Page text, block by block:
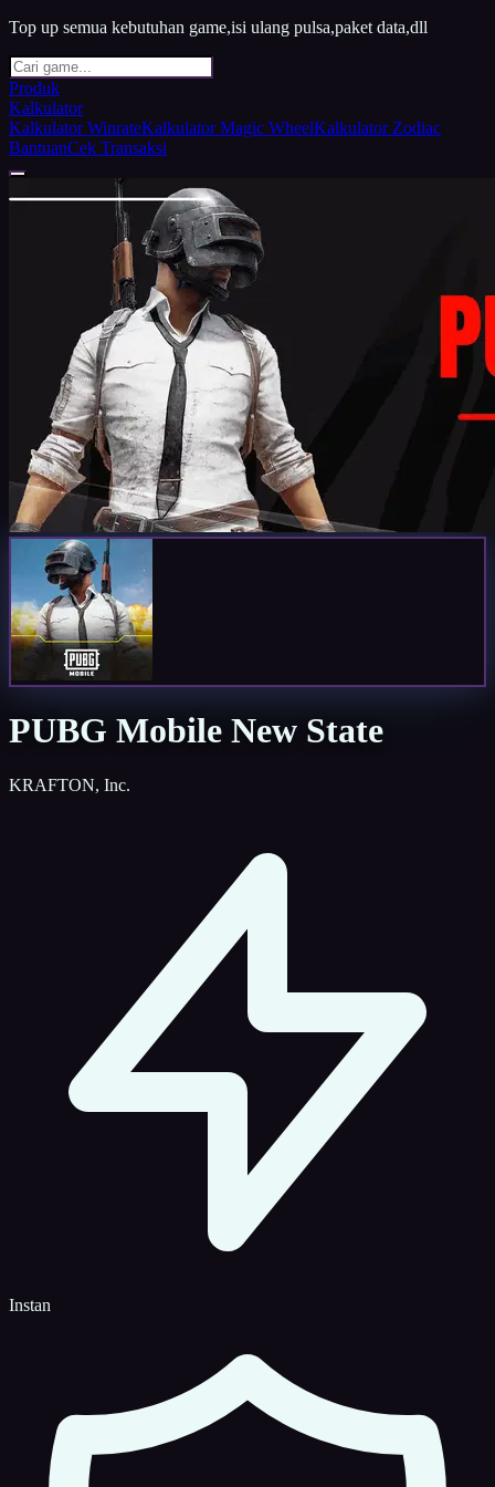
Top up semua kebutuhan game,isi ulang pulsa,paket data,dll
Produk
Kalkulator
Kalkulator WinrateKalkulator Magic WheelKalkulator Zodiac
BantuanCek Transaksi
PUBG Mobile New State
KRAFTON, Inc.
Instan